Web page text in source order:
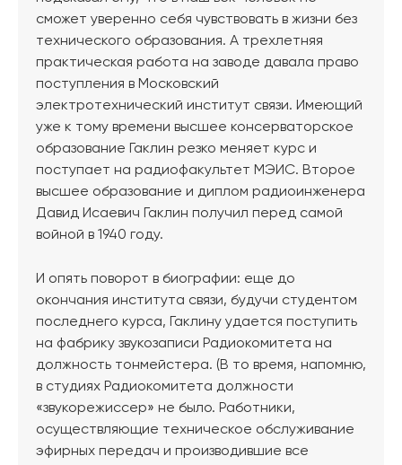
сможет уверенно себя чувствовать в жизни без
технического образования. А трехлетняя
практическая работа на заводе давала право
поступления в Московский
электротехнический институт связи. Имеющий
уже к тому времени высшее консерваторское
образование Гаклин резко меняет курс и
поступает на радиофакультет МЭИС. Второе
высшее образование и диплом радиоинженера
Давид Исаевич Гаклин получил перед самой
войной в 1940 году.
И опять поворот в биографии: еще до
окончания института связи, будучи студентом
последнего курса, Гаклину удается поступить
на фабрику звукозаписи Радиокомитета на
должность тонмейстера. (В то время, напомню,
в студиях Радиокомитета должности
«звукорежиссер» не было. Работники,
осуществляющие техническое обслуживание
эфирных передач и производившие все